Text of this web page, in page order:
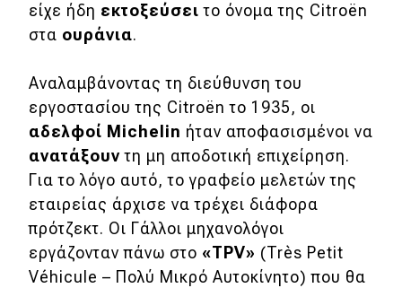
Main navigation
Επικαιρότητα
Νέα μοντέλα
Πρωτότυπα
Ελλάδα
Κόσμος
Τεχνολογία
Ασφάλεια
είχε ήδη εκτοξεύσει το όνομα της Citroën
στα ουράνια.
Αναλαμβάνοντας τη διεύθυνση του
εργοστασίου της Citroën το 1935, οι
αδελφοί Michelin ήταν αποφασισμένοι να
ανατάξουν τη μη αποδοτική επιχείρηση.
Για το λόγο αυτό, το γραφείο μελετών της
εταιρείας άρχισε να τρέχει διάφορα
πρότζεκτ. Οι Γάλλοι μηχανολόγοι
εργάζονταν πάνω στο «TPV» (Très Petit
Véhicule – Πολύ Μικρό Αυτοκίνητο) που θα